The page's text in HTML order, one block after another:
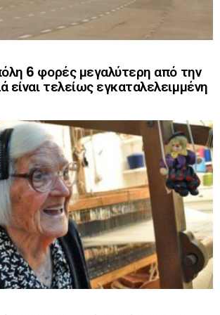
6 φορές μεγαλύτερη από την
είναι τελείως εγκαταλελειμμένη